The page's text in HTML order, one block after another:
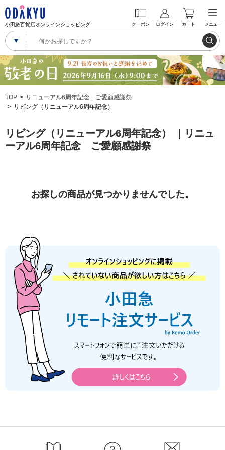
小田急百貨店オンラインショッピング クーポン ログイン カート メニュー
TOP
リニューアル6周年記念 ご愛顧感謝祭
リビング（リニューアル6周年記念）
リビング（リニューアル6周年記念） ｜リニュ
ーアル6周年記念 ご愛顧感謝祭
お探しの商品が見つかりませんでした。